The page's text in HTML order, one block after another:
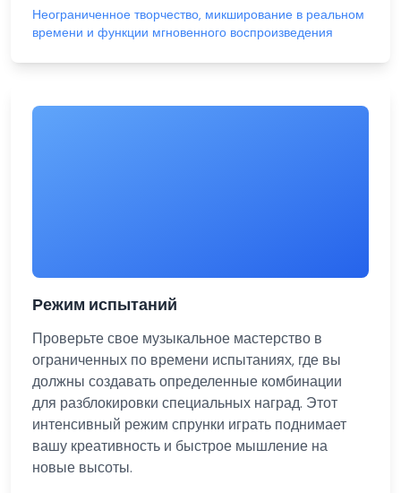
Неограниченное творчество, микширование в реальном
времени и функции мгновенного воспроизведения
Режим испытаний
Проверьте свое музыкальное мастерство в
ограниченных по времени испытаниях, где вы
должны создавать определенные комбинации
для разблокировки специальных наград. Этот
интенсивный режим спрунки играть поднимает
вашу креативность и быстрое мышление на
новые высоты.